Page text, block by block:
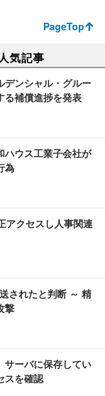
PageTop
気記事
ンシャル・グルー
る補償進捗を発表
ウス工業子会社が
為
アクセスし人事関連
されたと判断 ～ 精
撃
サーバに保存してい
スを確認